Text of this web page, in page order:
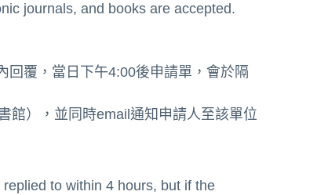
journals, and books are accepted.
回覆，當日下午4:00後申請單，會於隔
館）
，並同時email通知申請人至該單位
to within 4 hours, but if the